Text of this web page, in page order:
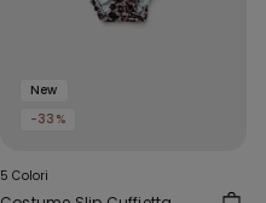
New
-33%
5 Colori